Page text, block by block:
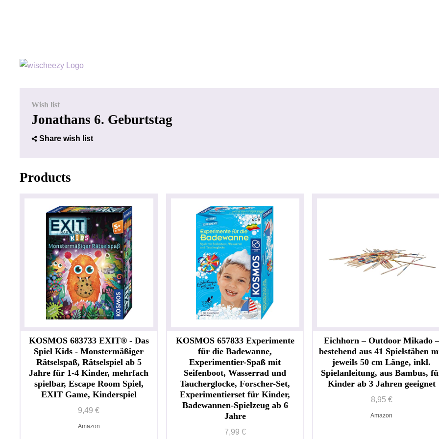
Wish list
Jonathans 6. Geburtstag
Share wish list
Products
KOSMOS 683733 EXIT® - Das
Spiel Kids - Monstermäßiger
Rätselspaß, Rätselspiel ab 5
Jahre für 1-4 Kinder, mehrfach
spielbar, Escape Room Spiel,
EXIT Game, Kinderspiel
9,49 €
Amazon
KOSMOS 657833 Experimente
für die Badewanne,
Experimentier-Spaß mit
Seifenboot, Wasserrad und
Taucherglocke, Forscher-Set,
Experimentierset für Kinder,
Badewannen-Spielzeug ab 6
Jahre
7,99 €
Eichhorn – Outdoor Mikado –
bestehend aus 41 Spielstäben
jeweils 50 cm Länge, inkl.
Spielanleitung, aus Bambus,
Kinder ab 3 Jahren geeignet
8,95 €
Amazon